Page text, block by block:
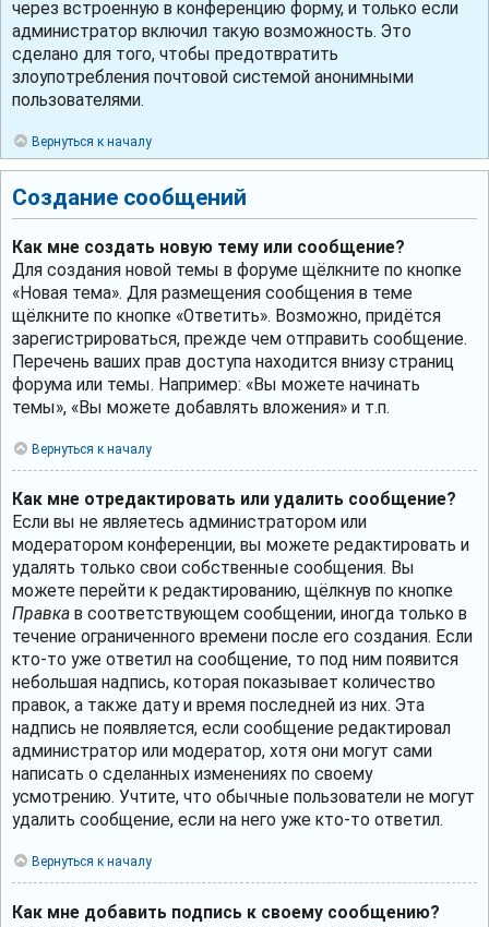
через встроенную в конференцию форму, и только если
администратор включил такую возможность. Это
сделано для того, чтобы предотвратить
злоупотребления почтовой системой анонимными
пользователями.
Вернуться к началу
Создание сообщений
Как мне создать новую тему или сообщение?
Для создания новой темы в форуме щёлкните по кнопке
«Новая тема». Для размещения сообщения в теме
щёлкните по кнопке «Ответить». Возможно, придётся
зарегистрироваться, прежде чем отправить сообщение.
Перечень ваших прав доступа находится внизу страниц
форума или темы. Например: «Вы можете начинать
темы», «Вы можете добавлять вложения» и т.п.
Вернуться к началу
Как мне отредактировать или удалить сообщение?
Если вы не являетесь администратором или
модератором конференции, вы можете редактировать и
удалять только свои собственные сообщения. Вы
можете перейти к редактированию, щёлкнув по кнопке
Правка в соответствующем сообщении, иногда только в
течение ограниченного времени после его создания. Если
кто-то уже ответил на сообщение, то под ним появится
небольшая надпись, которая показывает количество
правок, а также дату и время последней из них. Эта
надпись не появляется, если сообщение редактировал
администратор или модератор, хотя они могут сами
написать о сделанных изменениях по своему
усмотрению. Учтите, что обычные пользователи не могут
удалить сообщение, если на него уже кто-то ответил.
Вернуться к началу
Как мне добавить подпись к своему сообщению?